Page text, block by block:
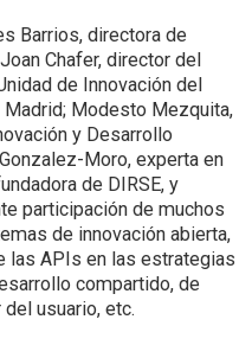
Barrios, directora de
Chafer, director del
de Innovación del
Modesto Mezquita,
y Desarrollo
Moro, experta en
de DIRSE, y
participación de muchos
de innovación abierta,
las APIs en las estrategias
compartido, de
usuario, etc.